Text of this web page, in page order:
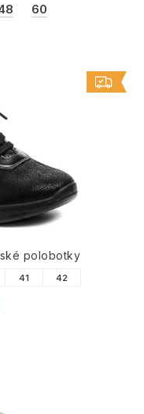
60
polobotky
41 42